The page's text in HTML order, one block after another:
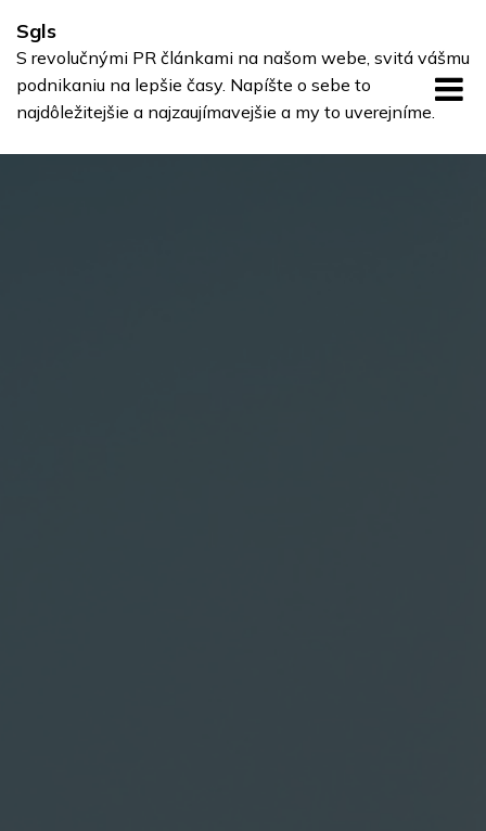
content
Sgls
S revolučnými PR článkami na našom webe, svitá vášmu
podnikaniu na lepšie časy. Napíšte o sebe to
najdôležitejšie a najzaujímavejšie a my to uverejníme.